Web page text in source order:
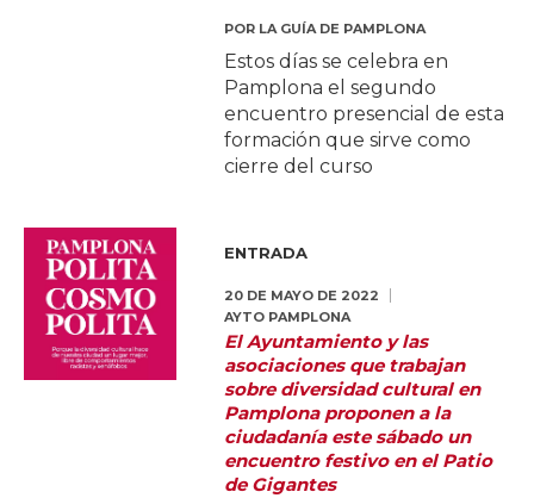
POR LA GUÍA DE PAMPLONA
Estos días se celebra en
Pamplona el segundo
encuentro presencial de esta
formación que sirve como
cierre del curso
ENTRADA
20 DE MAYO DE 2022
AYTO PAMPLONA
El Ayuntamiento y las
asociaciones que trabajan
sobre diversidad cultural en
Pamplona proponen a la
ciudadanía este sábado un
encuentro festivo en el Patio
de Gigantes